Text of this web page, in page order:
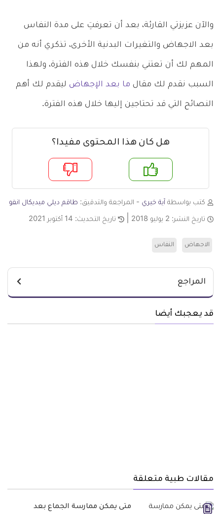
والآن عزيزتي القارئة، بعد أن تعرفتِ على مدة النفاس
بعد الاجهاض والتغيرات البدنية الأخرى، تذكري أنه من
المهم لك أن تعتني بنفسك خلال هذه الفترة، ولهذا
السبب نقدم لك مقال ما بعد الإجهاض ليقدم لك أهم
النصائح التي قد تحتاجين إليها خلال هذه الفترة.
هل كان هذا المحتوى مفيدا؟
لا
كتب بواسطة آية خيري - المراجعة والتدقيق: طاقم ديلي ميديكال انفو
تاريخ النشر: 2 يوليو 2018 تاريخ التحديث: 14 أكتوبر 2021
الاجهاض النفاس
المراجع
قد يعجبك أيضا
مقالات طبية متعلقة
متى يمكن ممارسة الجماع بعد